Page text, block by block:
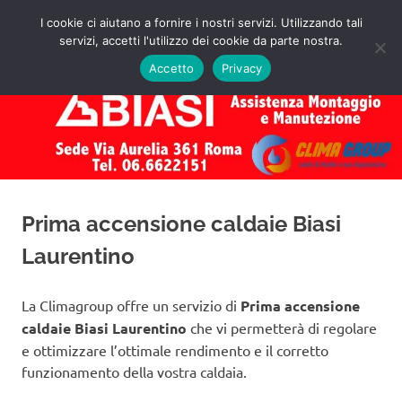
Assistenza
Caldaie
Biasi
Roma
Preventivo!
MENU
Prima accensione caldaie Biasi
Laurentino
La Climagroup offre un servizio di Prima accensione
caldaie Biasi Laurentino che vi permetterà di regolare
e ottimizzare l’ottimale rendimento e il corretto
funzionamento della vostra caldaia.
I cookie ci aiutano a fornire i nostri servizi. Utilizzando tali
servizi, accetti l'utilizzo dei cookie da parte nostra.
Accetto
Privacy